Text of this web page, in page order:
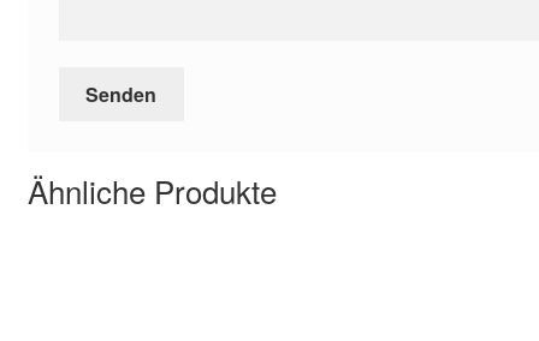
Ähnliche Produkte